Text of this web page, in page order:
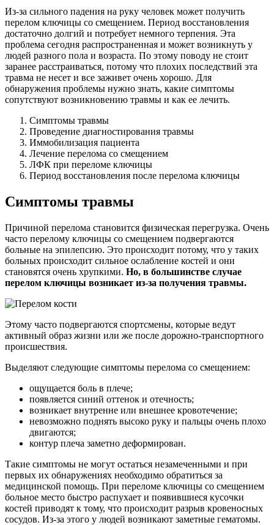
Из-за сильного падения на руку человек может получить
перелом ключицы со смещением. Период восстановления
достаточно долгий и потребует немного терпения. Эта
проблема сегодня распространенная и может возникнуть у
людей разного пола и возраста. По этому поводу не стоит
заранее расстраиваться, потому что плохих последствий эта
травма не несет и все заживет очень хорошо. Для
обнаружения проблемы нужно знать, какие симптомы
сопутствуют возникновению травмы и как ее лечить.
Симптомы травмы
Проведение диагностирования травмы
Иммобилизация пациента
Лечение перелома со смещением
ЛФК при переломе ключицы
Период восстановления после перелома ключицы
Симптомы травмы
Причиной перелома становится физическая перегрузка. Очень
часто перелому ключицы со смещением подвергаются
больные на эпилепсию. Это происходит потому, что у таких
больных происходит сильное ослабление костей и они
становятся очень хрупкими. Но, в большинстве случае
перелом ключицы возникает из-за получения травмы.
Этому часто подвергаются спортсмены, которые ведут
активный образ жизни или же после дорожно-транспортного
происшествия.
Выделяют следующие симптомы перелома со смещением:
ощущается боль в плече;
появляется синий оттенок и отечность;
возникает внутренне или внешнее кровотечение;
невозможно поднять высоко руку и пальцы очень плохо
двигаются;
контур плеча заметно деформирован.
Такие симптомы не могут остаться незамеченными и при
первых их обнаружениях необходимо обратиться за
медицинской помощь. При переломе ключицы со смещением
больное место быстро распухает и появившиеся кусочки
костей приводят к тому, что происходит разрыв кровеносных
сосудов. Из-за этого у людей возникают заметные гематомы.